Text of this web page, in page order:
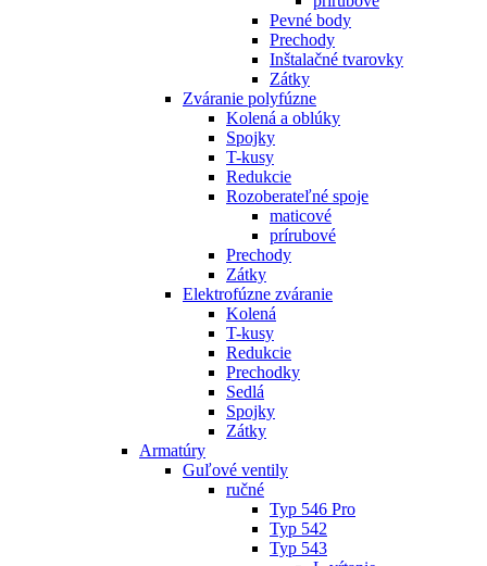
Pevné body
Prechody
Inštalačné tvarovky
Zátky
Zváranie polyfúzne
Kolená a oblúky
Spojky
T-kusy
Redukcie
Rozoberateľné spoje
maticové
prírubové
Prechody
Zátky
Elektrofúzne zváranie
Kolená
T-kusy
Redukcie
Prechodky
Sedlá
Spojky
Zátky
Armatúry
Guľové ventily
ručné
Typ 546 Pro
Typ 542
Typ 543